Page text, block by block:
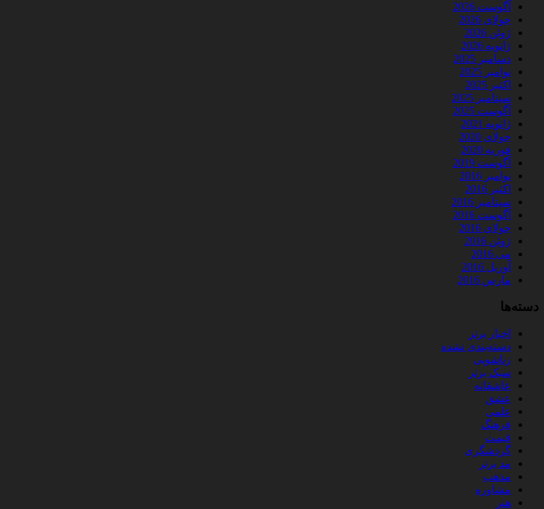
آگوست 2026
جولای 2026
ژوئن 2026
ژانویه 2026
دسامبر 2025
نوامبر 2025
اکتبر 2025
سپتامبر 2025
آگوست 2025
ژانویه 2021
جولای 2020
فوریه 2020
آگوست 2019
نوامبر 2016
اکتبر 2016
سپتامبر 2016
آگوست 2016
جولای 2016
ژوئن 2016
می 2016
آوریل 2016
مارس 2016
دسته‌ها
اخبار برتر
دسته‌بندی نشده
زناشویی
سبک برتر
عاشقانه
عشق
علمی
فرهنگ
قیمت
گردشگری
مد برتر
مذهب
مشاوره
هنر